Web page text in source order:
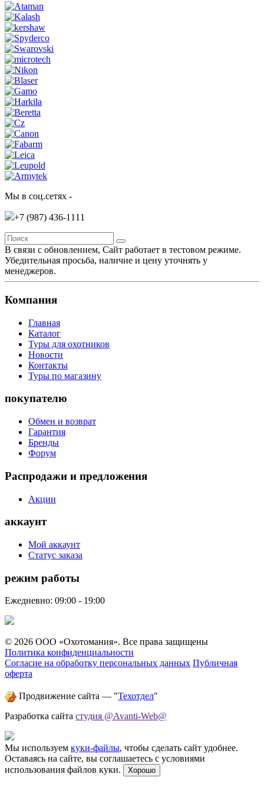
Мы в соц.сетях -
+7 (987) 436-1111
В связи с обновлением, Сайт работает в тестовом режиме.
Убедительная просьба, наличие и цену уточнять у
менеджеров.
Компания
Главная
Каталог
Туры для охотников
Новости
Контакты
Туры по магазину
покупателю
Обмен и возврат
Гарантия
Бренды
Форум
Распродажи и предложения
Акции
аккаунт
Мой аккаунт
Статус заказа
режим работы
Ежедневно: 09:00 - 19:00
© 2026 ООО «Охотомания». Все права защищены
Политика конфиденциальности
Согласие на обработку персональных данных Публичная
оферта
Продвижение сайта — "Техотдел"
Разработка сайта студия @Avanti-Web@
Мы используем куки-файлы, чтобы сделать сайт удобнее.
Оставаясь на сайте, вы соглашаетесь с условиями
использования файлов куки.
Хорошо